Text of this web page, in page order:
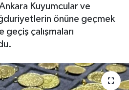
Kuyumcular ve
önüne geçmek
çalışmaları